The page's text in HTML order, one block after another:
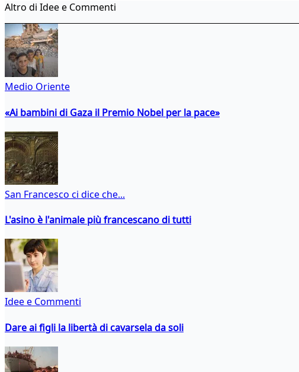
Altro di Idee e Commenti
Medio Oriente
«Ai bambini di Gaza il Premio Nobel per la pace»
San Francesco ci dice che...
L'asino è l'animale più francescano di tutti
Idee e Commenti
Dare ai figli la libertà di cavarsela da soli